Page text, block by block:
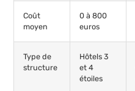
Coût
moyen
0 à 800
euros
Type de
structure
Hôtels 3
et 4
étoiles